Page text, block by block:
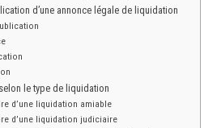
d’une annonce légale de liquidation
le type de liquidation
d’une liquidation amiable
d’une liquidation judiciaire